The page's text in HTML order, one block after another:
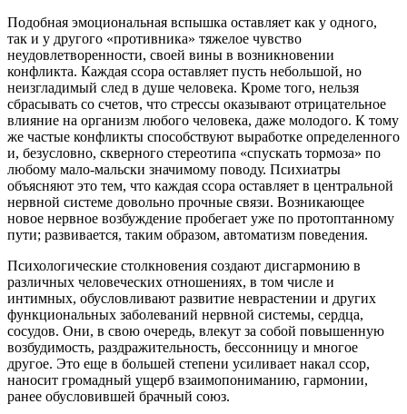
Подобная эмоциональная вспышка оставляет как у одного,
так и у другого «противника» тяжелое чувство
неудовлетворенности, своей вины в возникновении
конфликта. Каждая ссора оставляет пусть небольшой, но
неизгладимый след в душе человека. Кроме того, нельзя
сбрасывать со счетов, что стрессы оказывают отрицательное
влияние на организм любого человека, даже молодого. К тому
же частые конфликты способствуют выработке определенного
и, безусловно, скверного стереотипа «спускать тормоза» по
любому мало-мальски значимому поводу. Психиатры
объясняют это тем, что каждая ссора оставляет в центральной
нервной системе довольно прочные связи. Возникающее
новое нервное возбуждение пробегает уже по протоптанному
пути; развивается, таким образом, автоматизм поведения.
Психологические столкновения создают дисгармонию в
различных человеческих отношениях, в том числе и
интимных, обусловливают развитие неврастении и других
функциональных заболеваний нервной системы, сердца,
сосудов. Они, в свою очередь, влекут за собой повышенную
возбудимость, раздражительность, бессонницу и многое
другое. Это еще в большей степени усиливает накал ссор,
наносит громадный ущерб взаимопониманию, гармонии,
ранее обусловившей брачный союз.